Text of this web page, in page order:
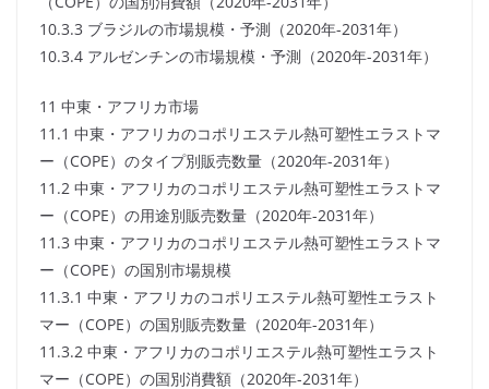
10.3.3 ブラジルの市場規模・予測（2020年-2031年）
10.3.4 アルゼンチンの市場規模・予測（2020年-2031年）
11 中東・アフリカ市場
11.1 中東・アフリカのコポリエステル熱可塑性エラストマ
ー（COPE）のタイプ別販売数量（2020年-2031年）
11.2 中東・アフリカのコポリエステル熱可塑性エラストマ
ー（COPE）の用途別販売数量（2020年-2031年）
11.3 中東・アフリカのコポリエステル熱可塑性エラストマ
ー（COPE）の国別市場規模
11.3.1 中東・アフリカのコポリエステル熱可塑性エラスト
マー（COPE）の国別販売数量（2020年-2031年）
11.3.2 中東・アフリカのコポリエステル熱可塑性エラスト
マー（COPE）の国別消費額（2020年-2031年）